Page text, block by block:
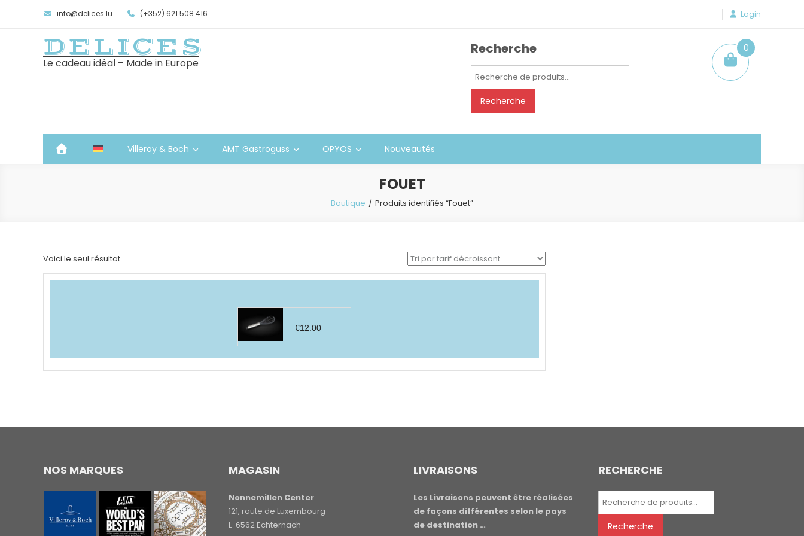
info@delices.lu (+352) 621 508 416 Login
DELICES
Le cadeau idéal – Made in Europe
Recherche
Recherche
Recherche
0
item
Villeroy & Boch AMT Gastroguss OPYOS Nouveautés
FOUET
Boutique Produits identifiés “Fouet”
Voici le seul résultat
€12.00
NOS MARQUES MAGASIN
Nonnemillen Center
121, route de Luxembourg
L-6562 Echternach
LIVRAISONS
Les Livraisons peuvent être réalisées
de façons différentes selon le pays
de destination …
RECHERCHE
Recherche
Recherche